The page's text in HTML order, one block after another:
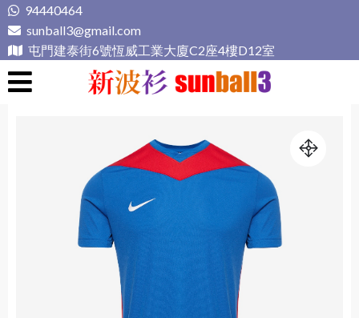
Skip
to
content
94440464
sunball3@gmail.com
屯門建泰街6號恆威工業大廈C2座4樓D12室